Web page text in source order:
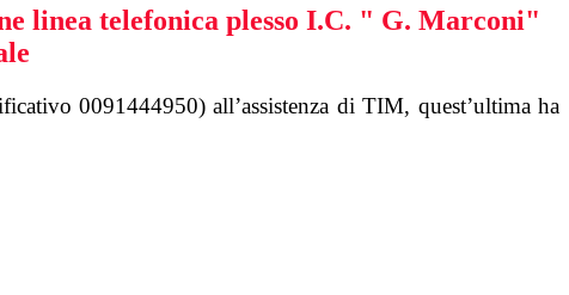
linea telefonica plesso I.C. " G. Marconi"
0091444950) all’assistenza di TIM, quest’ultima ha